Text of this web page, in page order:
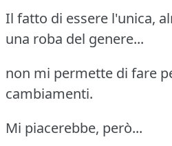
Il fatto di essere l'unica,
una roba del genere...
non mi permette di fare
cambiamenti.
Mi piacerebbe, però...